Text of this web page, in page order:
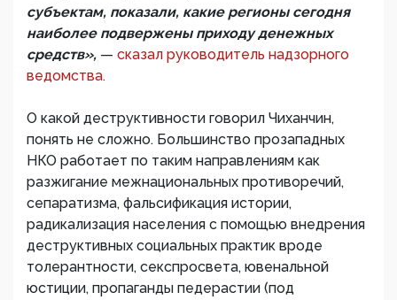
субъектам, показали, какие регионы сегодня
наиболее подвержены приходу денежных
средств», — сказал руководитель надзорного
ведомства.
О какой деструктивности говорил Чиханчин,
понять не сложно. Большинство прозападных
НКО работает по таким направлениям как
разжигание межнациональных противоречий,
сепаратизма, фальсификация истории,
радикализация населения с помощью внедрения
деструктивных социальных практик вроде
толерантности, секспросвета, ювенальной
юстиции, пропаганды педерастии (под